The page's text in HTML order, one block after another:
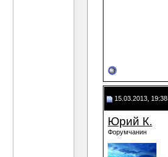
15.03.2013, 19:38
Юрий К.
Форумчанин